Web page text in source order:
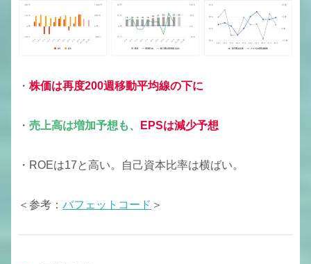
・ 株価は再度200週移動平均線の下に
・ 売上高は増加予想も、 EPSは減少予想
・ROEは17と高い。自己資本比率は横ばい。
＜参考： バフェットコード ＞